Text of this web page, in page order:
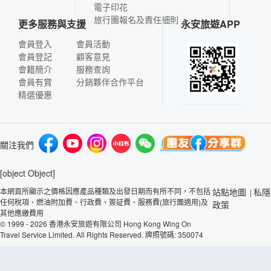
電子印花
旅行團報名及責任細則
更多服務與支援
會員登入
會員登記
會籍簡介
會員有賞
精選優惠
會員活動
顧客意見
服務查詢
分銷夥伴合作平台
永安旅遊APP
關注我們
[object Object]
本網頁所顯示之價格因應產品種類及出發日期而有所不同，不包括
任何稅項、燃油附加費、行政費、簽証費、服務費(旅行團適用)及
其他應繳費用
© 1999 - 2026 香港永安旅遊有限公司 Hong Kong Wing On
Travel Service Limited. All Rights Reserved. 牌照號碼: 350074
站點地圖 | 私隱
政策